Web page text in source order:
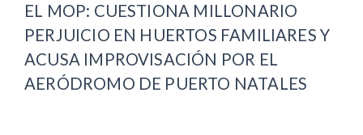
EL MOP: CUESTIONA MILLONARIO
PERJUICIO EN HUERTOS FAMILIARES Y
ACUSA IMPROVISACIÓN POR EL
AERÓDROMO DE PUERTO NATALES